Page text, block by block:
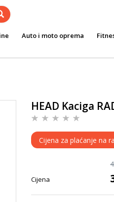
Auto i moto oprema
HEAD Kaciga
Cijena za plaćanje na
Cijena